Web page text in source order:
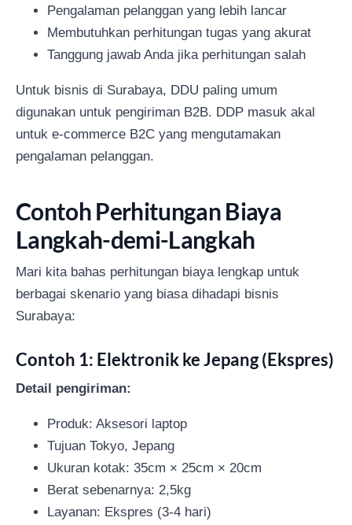
Pengalaman pelanggan yang lebih lancar
Membutuhkan perhitungan tugas yang akurat
Tanggung jawab Anda jika perhitungan salah
Untuk bisnis di Surabaya, DDU paling umum
digunakan untuk pengiriman B2B. DDP masuk akal
untuk e-commerce B2C yang mengutamakan
pengalaman pelanggan.
Contoh Perhitungan Biaya
Langkah-demi-Langkah
Mari kita bahas perhitungan biaya lengkap untuk
berbagai skenario yang biasa dihadapi bisnis
Surabaya:
Contoh 1: Elektronik ke Jepang (Ekspres)
Detail pengiriman:
Produk: Aksesori laptop
Tujuan Tokyo, Jepang
Ukuran kotak: 35cm × 25cm × 20cm
Berat sebenarnya: 2,5kg
Layanan: Ekspres (3-4 hari)